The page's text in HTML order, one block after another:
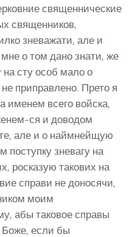
священнические
священников,
зневажати, але и
о том дано знати, же
на сту особ мало о
приправлено. Прето я
именем всего войска,
ся и доводом
але и о наймнейщую
поступку зневагу на
росказую такових на
справи не доносячи,
моим
абы таковое справы
Боже, если бы